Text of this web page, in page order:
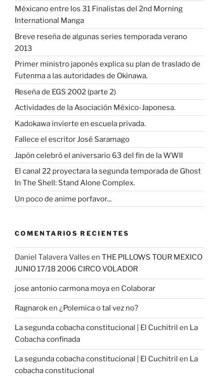
Méxicano entre los 31 Finalistas del 2nd Morning
International Manga
Breve reseña de algunas series temporada verano
2013
Primer ministro japonés explica su plan de traslado de
Futenma a las autoridades de Okinawa.
Reseña de EGS 2002 (parte 2)
Actividades de la Asociación México-Japonesa.
Kadokawa invierte en escuela privada.
Fallece el escritor José Saramago
Japón celebró el aniversario 63 del fin de la WWII
El canal 22 proyectara la segunda temporada de Ghost
In The Shell: Stand Alone Complex.
Un poco de anime porfavor...
COMENTARIOS RECIENTES
Daniel Talavera Valles en THE PILLOWS TOUR MEXICO
JUNIO 17/18 2006 CIRCO VOLADOR
jose antonio carmona moyaen Colaborar
Ragnaroken ¿Polemica o tal vez no?
La segunda cobacha constitucional | El Cuchitril en La
Cobacha confinada
La segunda cobacha constitucional | El Cuchitril en La
cobacha constitucional